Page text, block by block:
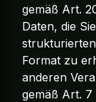
gemäß Art.
Daten, die
Format zu
anderen
gemäß Art. 7